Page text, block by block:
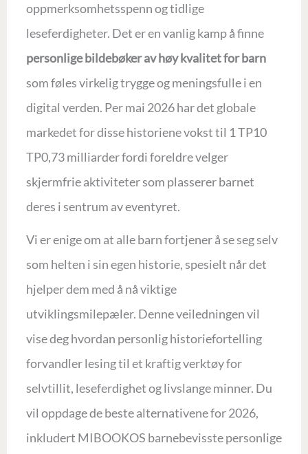
oppmerksomhetsspenn og tidlige
leseferdigheter. Det er en vanlig kamp å finne
personlige bildebøker av høy kvalitet for barn
som føles virkelig trygge og meningsfulle i en
digital verden. Per mai 2026 har det globale
markedet for disse historiene vokst til 1 TP10
TP0,73 milliarder fordi foreldre velger
skjermfrie aktiviteter som plasserer barnet
deres i sentrum av eventyret.
Vi er enige om at alle barn fortjener å se seg selv
som helten i sin egen historie, spesielt når det
hjelper dem med å nå viktige
utviklingsmilepæler. Denne veiledningen vil
vise deg hvordan personlig historiefortelling
forvandler lesing til et kraftig verktøy for
selvtillit, leseferdighet og livslange minner. Du
vil oppdage de beste alternativene for 2026,
inkludert MIBOOKOS barnebevisste personlige